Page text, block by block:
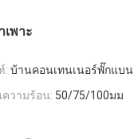
พาะ
: บ้านคอนเทนเนอร์พั๊กแบน
วามร้อน: 50/75/100มม